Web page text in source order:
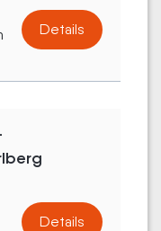
Details
Details